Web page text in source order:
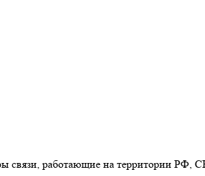
связи, работающие на территории РФ,